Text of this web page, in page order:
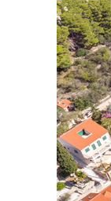
Contacto
Noticias / Blog
Sobre nosotros
Socios